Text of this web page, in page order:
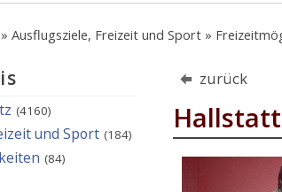
Ausflugsziele, Freizeit und Sport
zurück
(4160)
und Sport (184)
(84)